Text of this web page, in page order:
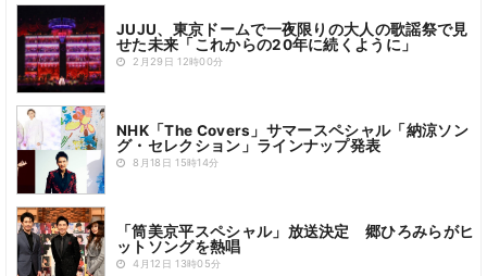
JUJU、東京ドームで一夜限りの大人の歌謡祭で見
せた未来「これからの20年に続くように」
2月29日 12時00分
NHK「The Covers」サマースペシャル「納涼ソン
グ・セレクション」ラインナップ発表
8月18日 15時14分
「筒美京平スペシャル」放送決定 郷ひろみらがヒ
ットソングを熱唱
4月12日 13時05分